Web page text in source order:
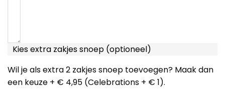
Kies extra zakjes snoep (optioneel)
Wil je als extra 2 zakjes snoep toevoegen? Maak dan
een keuze + € 4,95 (Celebrations + € 1).